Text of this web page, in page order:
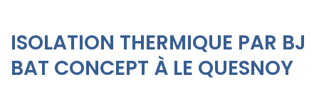
ISOLATION THERMIQUE PAR BJ
BAT CONCEPT À LE QUESNOY